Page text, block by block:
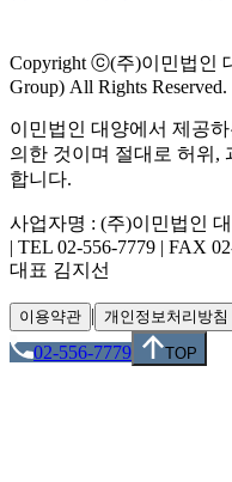
Copyright ⓒ(주)이민법인
Group) All Rights Reserved.
이민법인 대양에서 제공
의한 것이며 절대로 허위,
합니다.
사업자명 : (주)이민법인
| TEL 02-556-7779 | FAX
대표 김지선
이용약관 | 개인정보처리방침
02-556-7779
TOP